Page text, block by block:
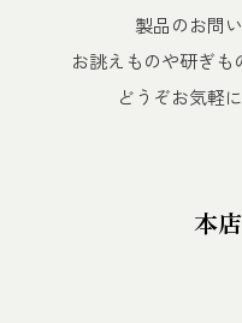
製品のお問
お誂えものや研ぎも
どうぞお気軽
本店